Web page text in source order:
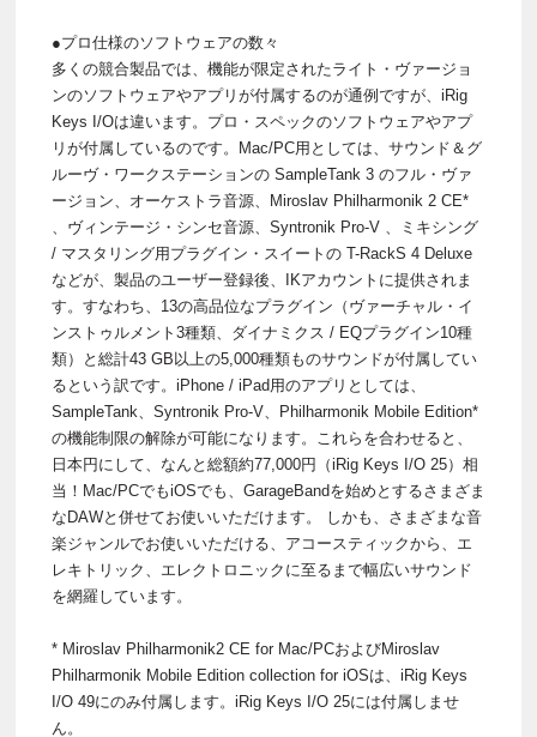
●プロ仕様のソフトウェアの数々
多くの競合製品では、機能が限定されたライト・ヴァージョ
ンのソフトウェアやアプリが付属するのが通例ですが、iRig
Keys I/Oは違います。プロ・スペックのソフトウェアやアプ
リが付属しているのです。Mac/PC用としては、サウンド＆グ
ルーヴ・ワークステーションの SampleTank 3 のフル・ヴァ
ージョン、オーケストラ音源、Miroslav Philharmonik 2 CE*
、ヴィンテージ・シンセ音源、Syntronik Pro-V 、ミキシング
/ マスタリング用プラグイン・スイートの T-RackS 4 Deluxe
などが、製品のユーザー登録後、IKアカウントに提供されま
す。すなわち、13の高品位なプラグイン（ヴァーチャル・イ
ンストゥルメント3種類、ダイナミクス / EQプラグイン10種
類）と総計43 GB以上の5,000種類ものサウンドが付属してい
るという訳です。iPhone / iPad用のアプリとしては、
SampleTank、Syntronik Pro-V、Philharmonik Mobile Edition*
の機能制限の解除が可能になります。これらを合わせると、
日本円にして、なんと総額約77,000円（iRig Keys I/O 25）相
当！Mac/PCでもiOSでも、GarageBandを始めとするさまざま
なDAWと併せてお使いいただけます。 しかも、さまざまな音
楽ジャンルでお使いいただける、アコースティックから、エ
レキトリック、エレクトロニックに至るまで幅広いサウンド
を網羅しています。
* Miroslav Philharmonik2 CE for Mac/PCおよびMiroslav
Philharmonik Mobile Edition collection for iOSは、iRig Keys
I/O 49にのみ付属します。iRig Keys I/O 25には付属しませ
ん。